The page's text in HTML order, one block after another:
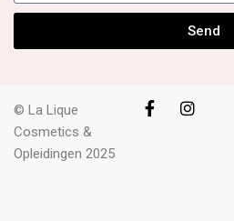
Send
© La Lique
Cosmetics &
Opleidingen 2025